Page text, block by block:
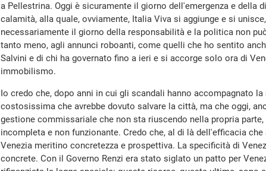
a Pellestrina. Oggi è sicuramente il giorno dell'emergenza e della
calamità, alla quale, ovviamente, Italia Viva si aggiunge e si
necessariamente il giorno della responsabilità e la politica non
tanto meno, agli annunci roboanti, come quelli che ho sentito
Salvini e di chi ha governato fino a ieri e si accorge solo ora di
immobilismo.
Io credo che, dopo anni in cui gli scandali hanno accompagnato
costosissima che avrebbe dovuto salvare la città, ma che oggi,
gestione commissariale che non sta riuscendo nella propria
incompleta e non funzionante. Credo che, al di là dell'efficacia
Venezia meritino concretezza e prospettiva. La specificità di
concrete. Con il Governo Renzi era stato siglato un patto per